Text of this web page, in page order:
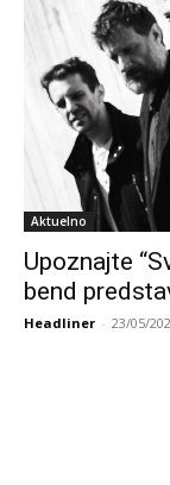
Aktuelno
Upoznajte
bend
Headliner - 23/05/